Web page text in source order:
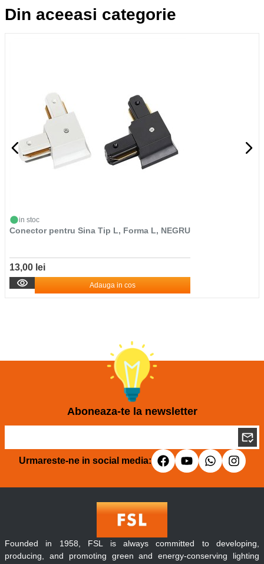
Din aceeasi categorie
in stoc
Conector pentru Sina Tip L, Forma L, NEGRU
13,00 lei
Adauga in cos
Aboneaza-te la newsletter
Urmareste-ne in social media:
Founded in 1958, FSL is always committed to developing,
producing, and promoting green and energy-conserving lighting